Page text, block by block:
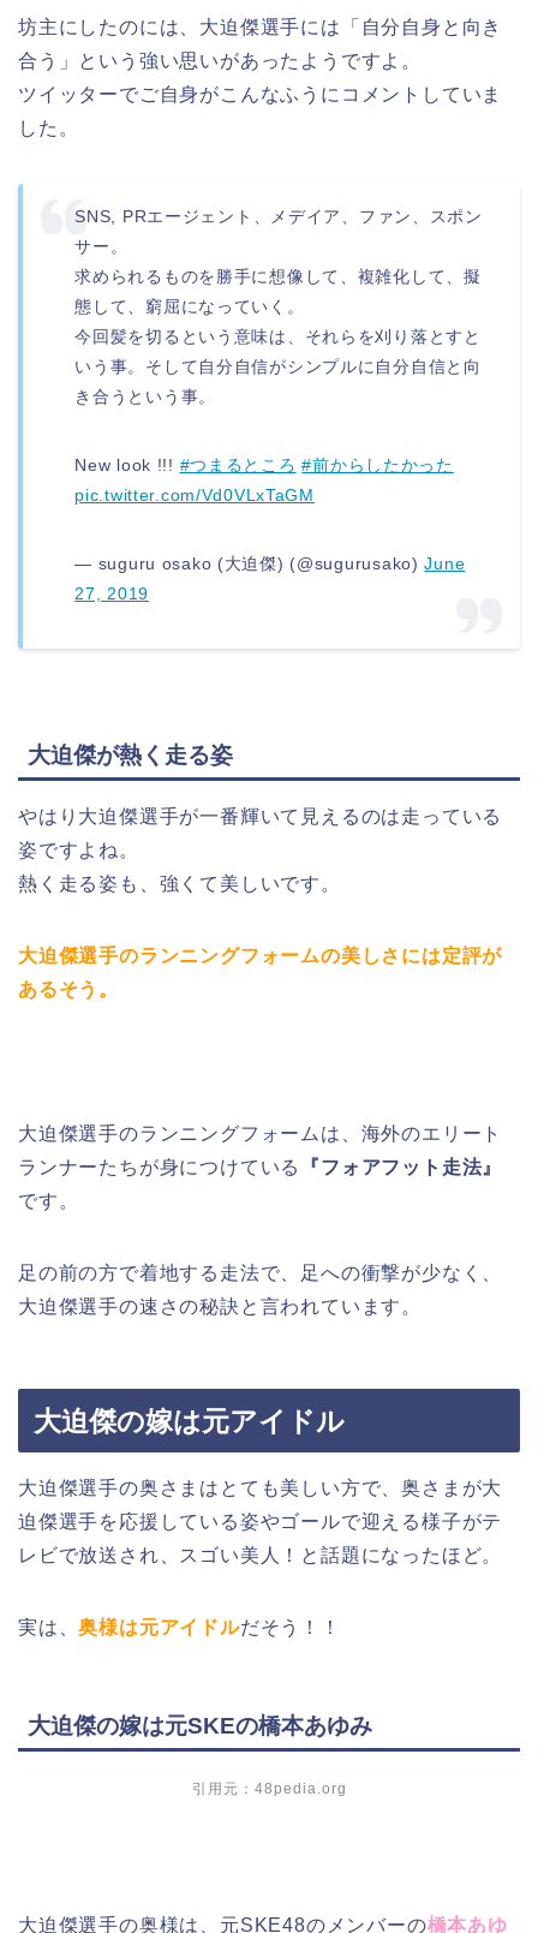
坊主にしたのには、大迫傑選手には「自分自身と向き
合う」という強い思いがあったようですよ。
ツイッターでご自身がこんなふうにコメントしていま
した。
SNS, PRエージェント、メデイア、ファン、スポン
サー。
求められるものを勝手に想像して、複雑化して、擬
態して、窮屈になっていく。
今回髪を切るという意味は、それらを刈り落とすと
いう事。そして自分自信がシンプルに自分自信と向
き合うという事。
New look !!! #つまるところ #前からしたかった
pic.twitter.com/Vd0VLxTaGM
— suguru osako (大迫傑) (@sugurusako)June
27, 2019
大迫傑が熱く走る姿
やはり大迫傑選手が一番輝いて見えるのは走っている
姿ですよね。
熱く走る姿も、強くて美しいです。
大迫傑選手のランニングフォームの美しさには定評が
あるそう。
大迫傑選手のランニングフォームは、海外のエリート
ランナーたちが身につけている
『フォアフット走法』
です。
足の前の方で着地する走法で、足への衝撃が少なく、
大迫傑選手の速さの秘訣と言われています。
大迫傑の嫁は元アイドル
大迫傑選手の奥さまはとても美しい方で、奥さまが大
迫傑選手を応援している姿やゴールで迎える様子がテ
レビで放送され、スゴい美人！と話題になったほど。
実は、奥様は元アイドルだそう！！
大迫傑の嫁は元SKEの橋本あゆみ
引用元： 48pedia.org
大迫傑選手の奥様は、元SKE48のメンバーの橋本あゆ